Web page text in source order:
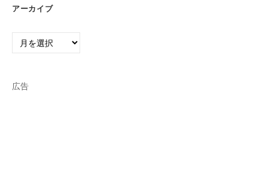
ー
アーカイブ
ア
ブ
広告